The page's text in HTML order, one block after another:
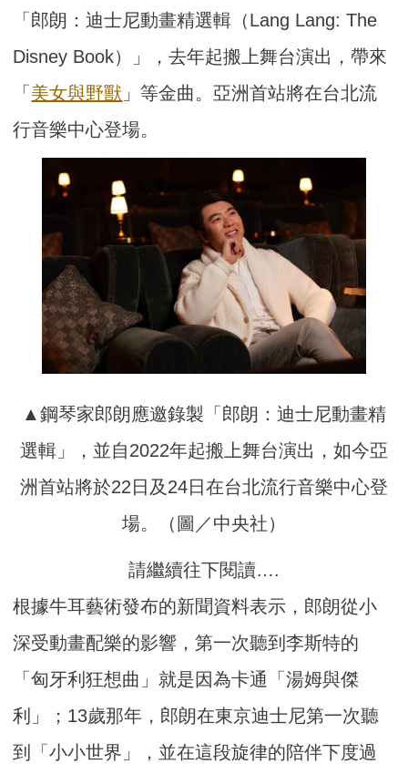
「郎朗：迪士尼動畫精選輯（Lang Lang: The
Disney Book）」，去年起搬上舞台演出，帶來
「 美女與野獸 」等金曲。亞洲首站將在台北流
行音樂中心登場。
▲鋼琴家郎朗應邀錄製「郎朗：迪士尼動畫精
選輯」，並自2022年起搬上舞台演出，如今亞
洲首站將於22日及24日在台北流行音樂中心登
場。（圖／中央社）
請繼續往下閱讀….
根據牛耳藝術發布的新聞資料表示，郎朗從小
深受動畫配樂的影響，第一次聽到李斯特的
「匈牙利狂想曲」就是因為卡通「湯姆與傑
利」；13歲那年，郎朗在東京迪士尼第一次聽
到「小小世界」，並在這段旋律的陪伴下度過